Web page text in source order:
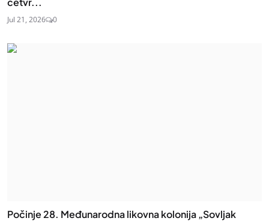
Jul 21, 2026 0
Počinje 28. Međunarodna likovna kolonija „Sovljak